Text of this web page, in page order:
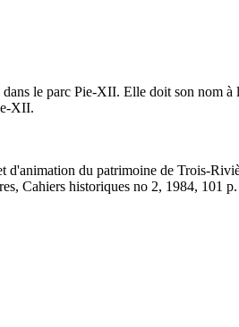
le parc Pie-XII. Elle doit son nom
XII.
d'animation du patrimoine de Trois-
Cahiers historiques no 2, 1984, 101